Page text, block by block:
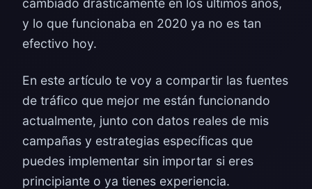
cambiado drásticamente en los últimos años,
y lo que funcionaba en 2020 ya no es tan
efectivo hoy.
En este artículo te voy a compartir las fuentes
de tráfico que mejor me están funcionando
actualmente, junto con datos reales de mis
campañas y estrategias específicas que
puedes implementar sin importar si eres
principiante o ya tienes experiencia.